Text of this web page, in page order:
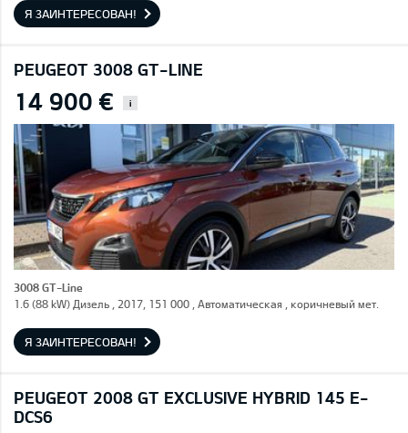
Я ЗАИНТЕРЕСОВАН!
PEUGEOT 3008 GT-LINE
14 900 € i
3008 GT-Line
1.6 (88 kW) Дизель , 2017, 151 000 , Автоматическая , коричневый мет.
Я ЗАИНТЕРЕСОВАН!
PEUGEOT 2008 GT EXCLUSIVE HYBRID 145 E-
DCS6